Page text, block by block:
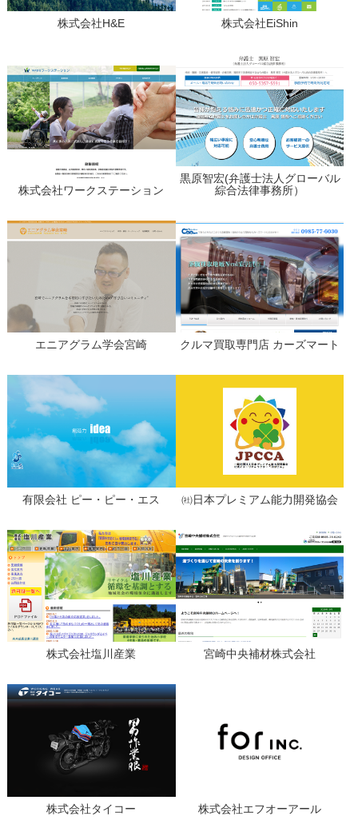
株式会社H&E 株式会社EiShin
株式会社ワークステーション
黒原智宏(弁護士法人グローバル
綜合法律事務所）
エニアグラム学会宮崎 クルマ買取専門店 カーズマート
有限会社 ピー・ピー・エス ㈳日本プレミアム能力開発協会
株式会社塩川産業 宮崎中央補材株式会社
株式会社タイコー 株式会社エフオーアール